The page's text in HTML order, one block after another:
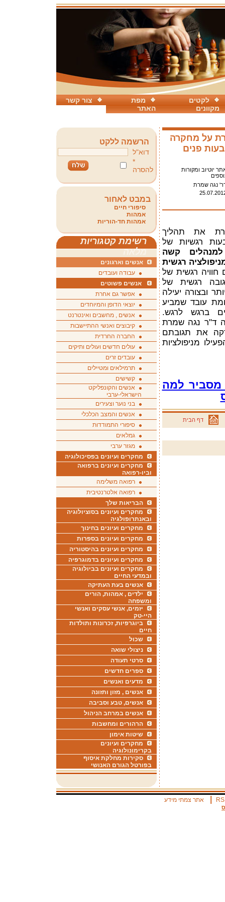
צור קשר
מפת
האתר
לקטים
מקוונים
על מחקרה
פנים
יוטיוב ומקורות
נגה שמרת
את תהליך
רגשיות של
למנהלים קשה
רגשית
חוויה רגשית של
רגשית של
ובצורה יעילה
עובד שמביע
ברגש לרגש.
ד"ר נגה שמרת
את תגובתם
מניפולציות
למה
דף הבית
הרשמה ללקט
דוא"ל
*
להסרה
במבט לאחור
סיפורי חיים
אמהות
אמהות חד-הוריות
רשימת קטגוריות
מלאה
אנשים וארגונים
עבודה ועובדים
אנשים פשוטים
אפשר גם אחרת
יוצאי הדופן והמיוחדים
אנשים , מחשבים ואינטרנט
קיבוצים ואנשי ההתיישבות
החברה החרדית
עולים חדשים ועולים ותיקים
עובדים זרים
תרמילאים ומטיילים
קשישים
אנשים והקונפליקט
הישראלי-ערבי
בני נוער וצעירים
אנשים והמצב הכלכלי
סיפורי התמודדות
גמלאים
מגזר ערבי
מחקרים ועיונים בפסיכולוגיה
מחקרים ועיונים ברפואה
וביו-רפואה
רפואה משלימה
רפואה אלטרנטיבית
הבריאות שלך
מחקרים ועיונים בסוציולוגיה
ובאנתרופולגיה
מחקרים ועיונים בחינוך
מחקרים ועיונים בספרות
מחקרים ועיונים בהיסטוריה
מחקרים ועיונים בדמוגרפיה
מחקרים ועיונים בביולוגיה
ובמדעי החיים
אנשים בעת העתיקה
ילדים , אמהות, הורים
ומשפחה
יזמים, אנשי עסקים ואנשי
היי-טק
ביוגרפיות, זכרונות ותולדות
חיים
שכול
ניצולי שואה
סרטי תעודה
ספרים חדשים
מדעים ואנשים
אנשים , מזון ותזונה
אנשים, טבע וסביבה
אנשים במרחב הניהול
הרהורים ומחשבות
שיטות אימון
מחקרים ועיונים
בקרימונולוגיה
סקירות מחלקת איסוף
בפורטל הגורם האנושי
אתר צמתי מידע